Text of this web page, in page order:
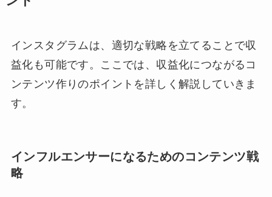
インスタグラムは、適切な戦略を立てることで収
益化も可能です。ここでは、収益化につながるコ
ンテンツ作りのポイントを詳しく解説していきま
す。
インフルエンサーになるためのコンテンツ戦
略